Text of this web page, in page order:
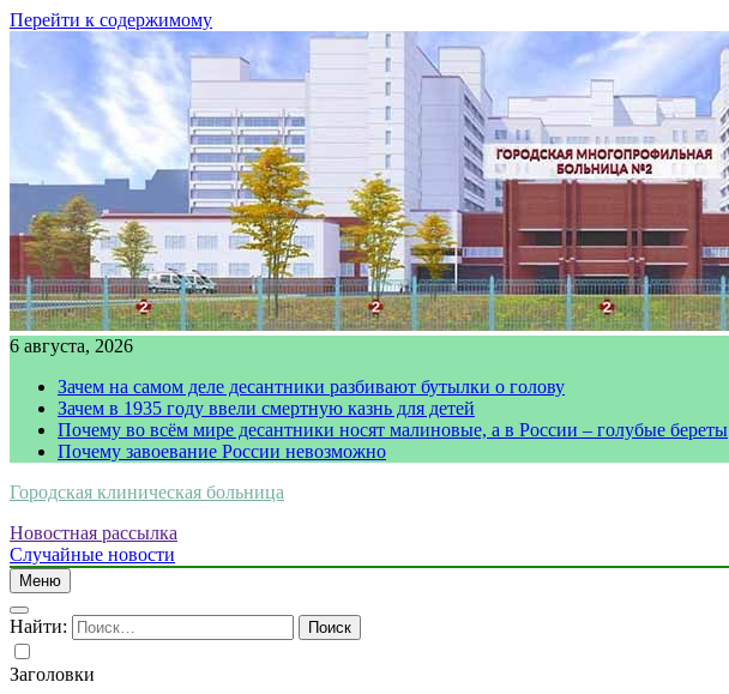
Перейти к содержимому
6 августа, 2026
Зачем на самом деле десантники разбивают бутылки о голову
Зачем в 1935 году ввели смертную казнь для детей
Почему во всём мире десантники носят малиновые, а в России – голубые береты
Почему завоевание России невозможно
Городская клиническая больница
Новостная рассылка
Случайные новости
Меню
Найти:
Заголовки